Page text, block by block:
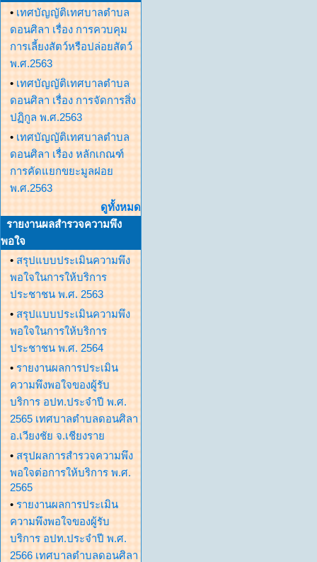
• เทศบัญญัติเทศบาลตำบล
ดอนศิลา เรื่อง การควบคุม
การเลี้ยงสัตว์หรือปล่อยสัตว์
พ.ศ.2563
• เทศบัญญัติเทศบาลตำบล
ดอนศิลา เรื่อง การจัดการสิ่ง
ปฏิกูล พ.ศ.2563
• เทศบัญญัติเทศบาลตำบล
ดอนศิลา เรื่อง หลักเกณฑ์
การคัดแยกขยะมูลฝอย
พ.ศ.2563
ดูทั้งหมด
รายงานผลสำรวจความพึง
พอใจ
• สรุปแบบประเมินความพึง
พอใจในการให้บริการ
ประชาชน พ.ศ. 2563
• สรุปแบบประเมินความพึง
พอใจในการให้บริการ
ประชาชน พ.ศ. 2564
• รายงานผลการประเมิน
ความพึงพอใจของผู้รับ
บริการ อปท.ประจำปี พ.ศ.
2565 เทศบาลตำบลดอนศิลา
อ.เวียงชัย จ.เชียงราย
• สรุปผลการสำรวจความพึง
พอใจต่อการให้บริการ พ.ศ.
2565
• รายงานผลการประเมิน
ความพึงพอใจของผู้รับ
บริการ อปท.ประจำปี พ.ศ.
2566 เทศบาลตำบลดอนศิลา